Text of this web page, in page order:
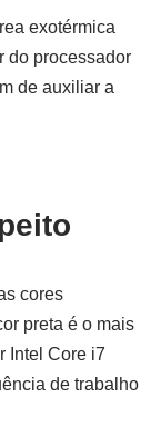
exotérmica
do processador
de auxiliar a
cores
preta é o mais
Intel Core i7
de trabalho